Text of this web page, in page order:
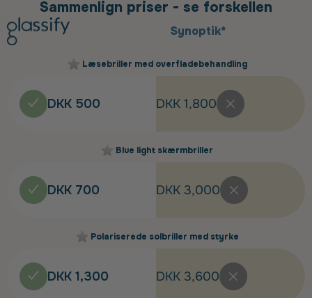
Sammenlign priser - se forskellen
Synoptik*
Læsebriller med overfladebehandling
DKK 500 DKK 1,800
Blue light skærmbriller
DKK 700 DKK 3,000
Polariserede solbriller med styrke
DKK 1,300 DKK 3,600